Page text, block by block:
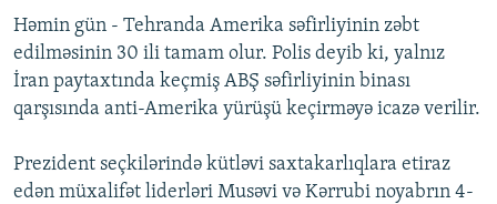
ARAŞDIRMA
MULTIMEDIA
VIDEO
İNFOQRAFIKA
RADIO ARXIV
AZƏRBAYCAN ƏDƏBIYYATI KITABXANASI
BIZI IZLƏ
Həmin gün - Tehranda Amerika səfirliyinin zəbt
edilməsinin 30 ili tamam olur. Polis deyib ki, yalnız
İran paytaxtında keçmiş ABŞ səfirliyinin binası
qarşısında anti-Amerika yürüşü keçirməyə icazə verilir.
Prezident seçkilərində kütləvi saxtakarlıqlara etiraz
edən müxalifət liderləri Musəvi və Kərrubi noyabrın 4-